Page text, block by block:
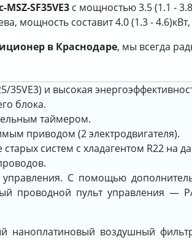
SF35VE3 с мощностью 3.5 (1.1 -
мощность составит 4.0 (1.3 -
в Краснодаре, мы всегда
и высокая
блока.
таймером.
приводом (2 электродвигателя).
систем с хладагентом R22 на
С помощью
проводной пульт управления —
наноплатиновый воздушный